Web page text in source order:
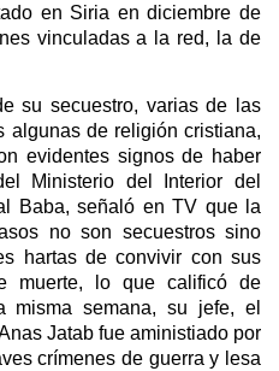
en Siria en diciembre de
vinculadas a la red, la de
su secuestro, varias de las
algunas de religión cristiana,
evidentes signos de haber
Ministerio del Interior del
Baba, señaló en TV que la
no son secuestros sino
hartas de convivir con sus
muerte, lo que calificó de
misma semana, su jefe, el
Jatab fue aministiado por
crímenes de guerra y lesa